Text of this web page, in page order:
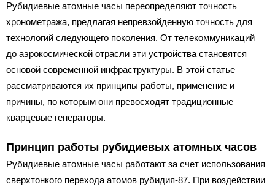
Рубидиевые атомные часы переопределяют точность
хронометража, предлагая непревзойденную точность для
технологий следующего поколения. От телекоммуникаций
до аэрокосмической отрасли эти устройства становятся
основой современной инфраструктуры. В этой статье
рассматриваются их принципы работы, применение и
причины, по которым они превосходят традиционные
кварцевые генераторы.
Принцип работы рубидиевых атомных часов
Рубидиевые атомные часы работают за счет использования
сверхтонкого перехода атомов рубидия-87. При воздействии